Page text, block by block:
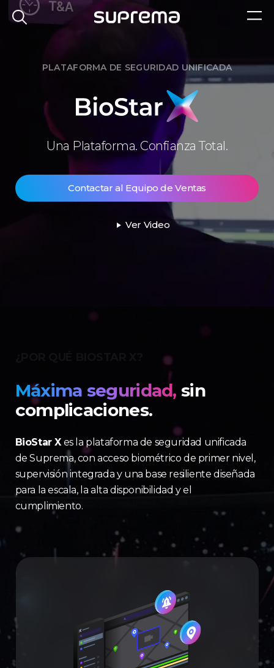
PLATAFORMA DE SEGURIDAD UNIFICADA
BioStar
X
Una Plataforma. Confianza Total.
Contactar al Equipo de Ventas
play_arrow Ver Video
Máxima seguridad, sin
complicaciones.
BioStar X es la plataforma de seguridad unificada
de Suprema, con acceso biométrico de primer nivel,
supervisión integrada y una base resiliente diseñada
para la escala, la alta disponibilidad y el
cumplimiento.